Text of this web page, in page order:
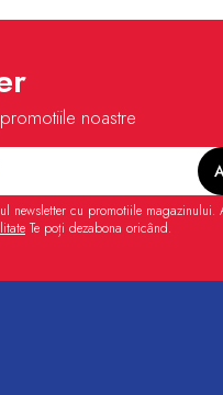
noastre
newsletter cu promotiile magazinului.
Te poți dezabona oricând.